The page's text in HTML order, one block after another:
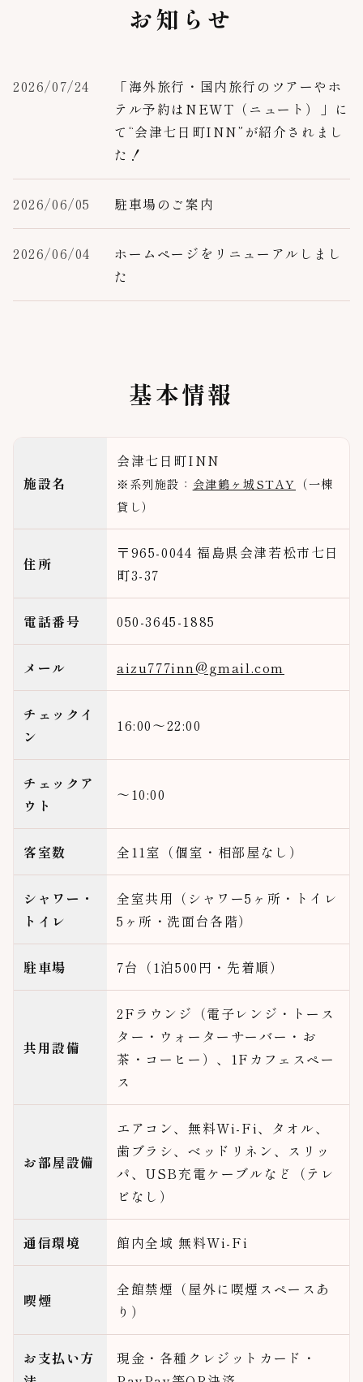
お知らせ
2026/07/24
「海外旅行・国内旅行のツアーやホ
テル予約はNEWT（ニュート）」に
て“会津七日町INN”が紹介されまし
た！
2026/06/05 駐車場のご案内
2026/06/04
ホームページをリニューアルしまし
た
基本情報
施設名
会津七日町INN
※系列施設： 会津鶴ヶ城STAY （一棟
貸し）
住所
〒965-0044 福島県会津若松市七日
町3-37
電話番号 050-3645-1885
メール aizu777inn@gmail.com
チェックイ
ン
16:00〜22:00
チェックア
ウト
〜10:00
客室数 全11室（個室・相部屋なし）
シャワー・
トイレ
全室共用（シャワー5ヶ所・トイレ
5ヶ所・洗面台各階）
駐車場 7台（1泊500円・先着順）
共用設備
2Fラウンジ（電子レンジ・トース
ター・ウォーターサーバー・お
茶・コーヒー）、1Fカフェスペー
ス
お部屋設備
エアコン、無料Wi-Fi、タオル、
歯ブラシ、ベッドリネン、スリッ
パ、USB充電ケーブルなど（テレ
ビなし）
通信環境 館内全域 無料Wi-Fi
喫煙
全館禁煙（屋外に喫煙スペースあ
り）
お支払い方
現金・各種クレジットカード・